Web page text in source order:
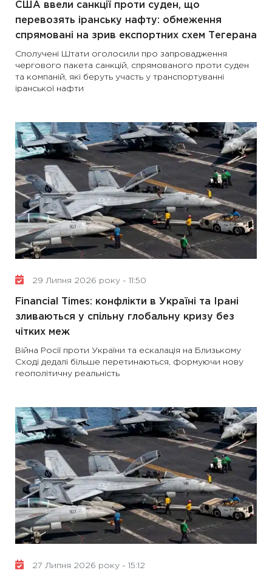
США ввели санкції проти суден, що
перевозять іранську нафту: обмеження
спрямовані на зрив експортних схем Тегерана
Сполучені Штати оголосили про запровадження
чергового пакета санкцій, спрямованого проти суден
та компаній, які беруть участь у транспортуванні
іранської нафти
29 Липня 2026 року - 11:50
Financial Times: конфлікти в Україні та Ірані
зливаються у спільну глобальну кризу без
чітких меж
Війна Росії проти України та ескалація на Близькому
Сході дедалі більше перетинаються, формуючи нову
геополітичну реальність
27 Липня 2026 року - 15:12